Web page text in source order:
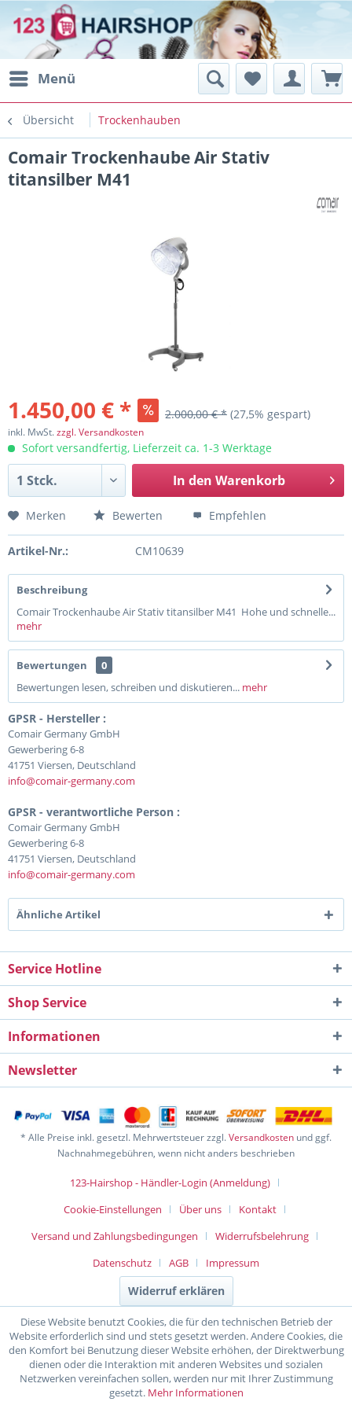
Menü
Übersicht Trockenhauben
Comair Trockenhaube Air Stativ
titansilber M41
1.450,00 € * 2.000,00 € * (27,5% gespart)
inkl. MwSt.zzgl. Versandkosten
Sofort versandfertig, Lieferzeit ca. 1-3 Werktage
In den Warenkorb
Merken Bewerten Empfehlen
Artikel-Nr.: CM10639
Beschreibung
Comair Trockenhaube Air Stativ titansilber M41 Hohe und schnelle...
mehr
Bewertungen
0
Bewertungen lesen, schreiben und diskutieren... mehr
GPSR - Hersteller :
Comair Germany GmbH
Gewerbering 6-8
41751 Viersen, Deutschland
info@comair-germany.com
GPSR - verantwortliche Person :
Comair Germany GmbH
Gewerbering 6-8
41751 Viersen, Deutschland
info@comair-germany.com
Ähnliche Artikel
Service Hotline
Shop Service
Informationen
Newsletter
* Alle Preise inkl. gesetzl. Mehrwertsteuer zzgl.Versandkosten und ggf.
Nachnahmegebühren, wenn nicht anders beschrieben
123-Hairshop - Händler-Login (Anmeldung)
Cookie-Einstellungen
Über uns
Kontakt
Versand und Zahlungsbedingungen
Widerrufsbelehrung
Datenschutz
AGB Impressum
Widerruf erklären
Diese Website benutzt Cookies, die für den technischen Betrieb der
Website erforderlich sind und stets gesetzt werden. Andere Cookies, die
den Komfort bei Benutzung dieser Website erhöhen, der Direktwerbung
dienen oder die Interaktion mit anderen Websites und sozialen
Netzwerken vereinfachen sollen, werden nur mit Ihrer Zustimmung
gesetzt. Mehr Informationen